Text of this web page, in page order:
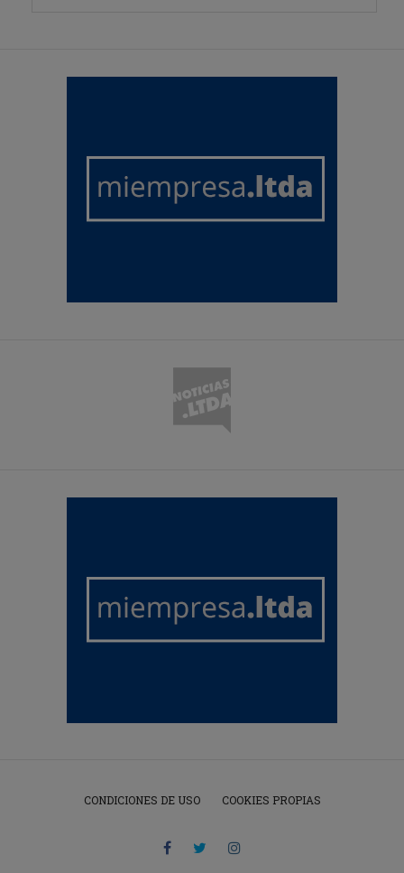
CONDICIONES DE USO COOKIES PROPIAS